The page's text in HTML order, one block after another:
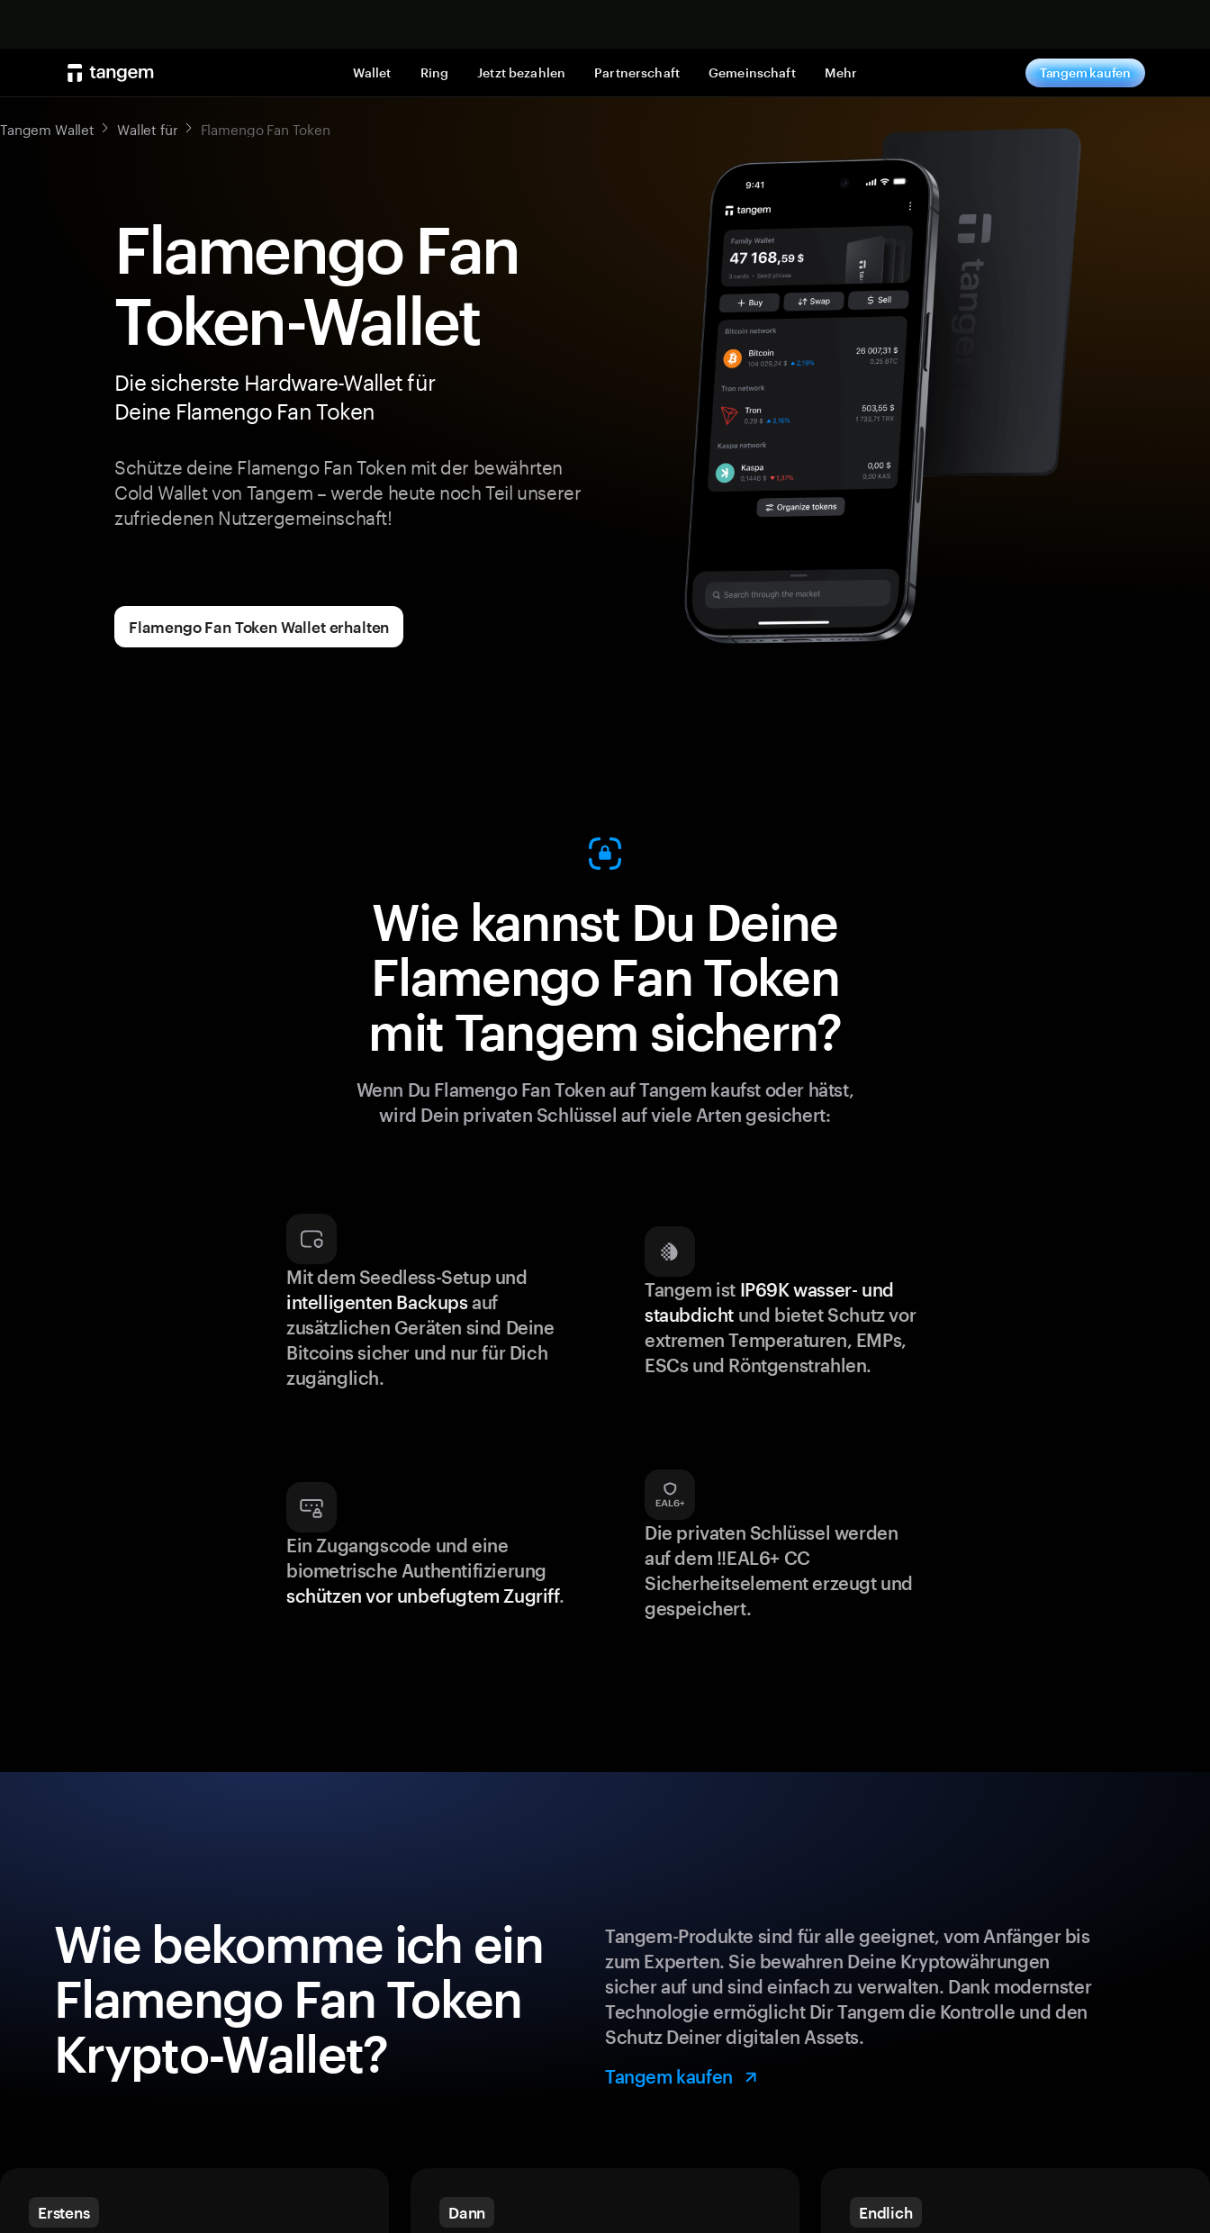
Wallet Ring Jetzt bezahlen Partnerschaft Gemeinschaft Mehr Tangem kaufen
Tangem Wallet Wallet für Flamengo Fan Token
Flamengo Fan
Token-Wallet
Die sicherste Hardware-Wallet für
Deine Flamengo Fan Token
Schütze deine Flamengo Fan Token mit der bewährten
Cold Wallet von Tangem – werde heute noch Teil unserer
zufriedenen Nutzergemeinschaft!
Flamengo Fan Token Wallet erhalten
Wie kannst Du Deine
Flamengo Fan Token
mit Tangem sichern?
Wenn Du Flamengo Fan Token auf Tangem kaufst oder hätst,
wird Dein privaten Schlüssel auf viele Arten gesichert:
Mit dem Seedless-Setup und
intelligenten Backupsauf
zusätzlichen Geräten sind Deine
Bitcoins sicher und nur für Dich
zugänglich.
Tangem ist IP69K wasser- und
staubdicht und bietet Schutz vor
extremen Temperaturen, EMPs,
ESCs und Röntgenstrahlen.
Ein Zugangscode und eine
biometrische Authentifizierung
schützen vor unbefugtem Zugriff.
Die privaten Schlüssel werden
auf dem !!EAL6+ CC
Sicherheitselement erzeugt und
gespeichert.
Wie bekomme ich ein
Flamengo Fan Token
Krypto-Wallet?
Tangem-Produkte sind für alle geeignet, vom Anfänger bis
zum Experten. Sie bewahren Deine Kryptowährungen
sicher auf und sind einfach zu verwalten. Dank modernster
Technologie ermöglicht Dir Tangem die Kontrolle und den
Schutz Deiner digitalen Assets.
Tangem kaufen
Erstens Dann Endlich